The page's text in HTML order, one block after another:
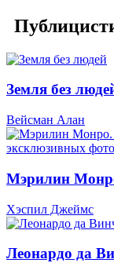
Земля без
Вейсман Алан
Мэрилин
Хэспил Джеймс
Леонардо да